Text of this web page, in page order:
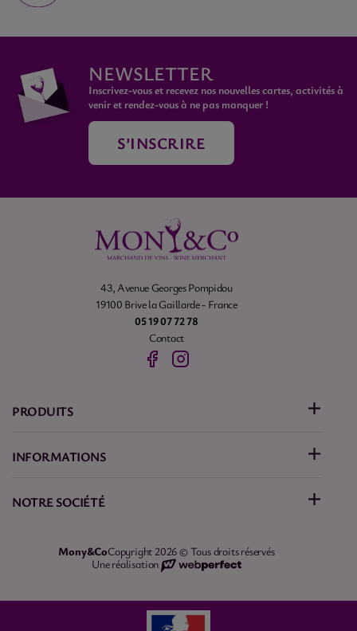
NEWSLETTER
Inscrivez-vous et recevez nos nouvelles cartes, activités à
venir et rendez-vous à ne pas manquer !
S’INSCRIRE
43, Avenue Georges Pompidou
19100 Brive la Gaillarde - France
05 19 07 72 78
Contact
PRODUITS
INFORMATIONS
NOTRE SOCIÉTÉ
Mony&CoCopyright 2026 © Tous droits réservés
Une réalisation